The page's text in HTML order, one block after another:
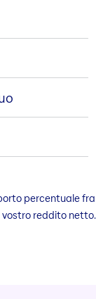
percentuale
vostro reddito